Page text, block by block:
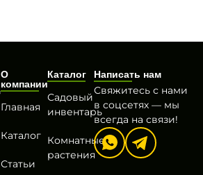
О
компании
Главная
Каталог
Статьи
Каталог
Садовый
инвентарь
Комнатные
растения
Написать нам
Свяжитесь с нами
в соцсетях — мы
всегда на связи!